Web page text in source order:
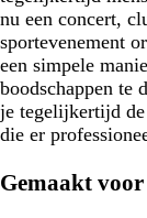
nu een concert,
sportevenement
een simpele
boodschappen te
je tegelijkertijd de
die er
Gemaakt